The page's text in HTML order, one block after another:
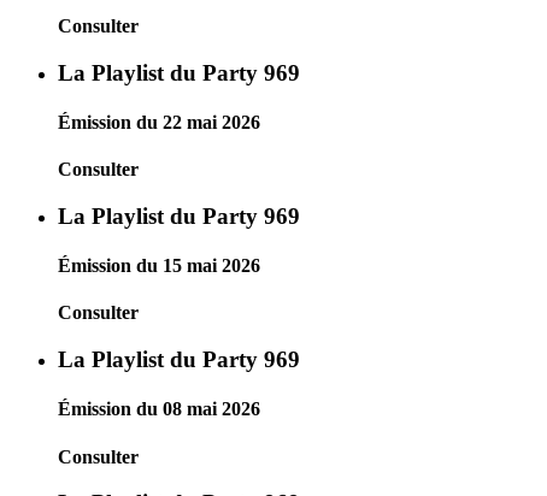
Consulter
La Playlist du Party 969
Émission du 22 mai 2026
Consulter
La Playlist du Party 969
Émission du 15 mai 2026
Consulter
La Playlist du Party 969
Émission du 08 mai 2026
Consulter